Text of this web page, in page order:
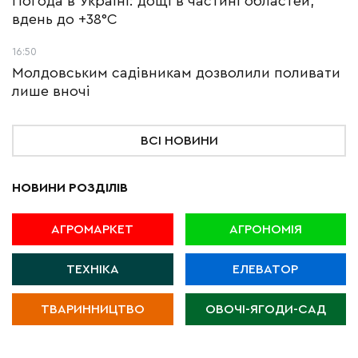
вдень до +38°С
16:50
Молдовським садівникам дозволили поливати
лише вночі
ВСІ НОВИНИ
НОВИНИ РОЗДІЛІВ
АГРОМАРКЕТ АГРОНОМІЯ
ТЕХНІКА ЕЛЕВАТОР
ТВАРИННИЦТВО ОВОЧІ-ЯГОДИ-САД